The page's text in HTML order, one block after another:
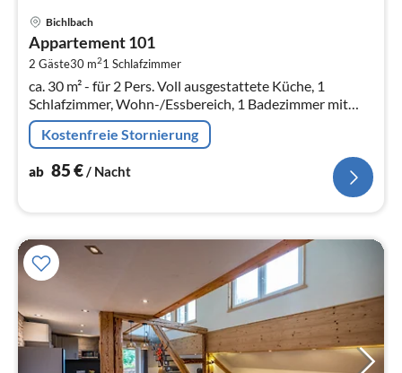
Bichlbach
Appartement 101
2 Gäste30 m21 Schlafzimmer
ca. 30 m² - für 2 Pers. Voll ausgestattete Küche, 1
Schlafzimmer, Wohn-/Essbereich, 1 Badezimmer mit
DU/WC, SAT-TV, kostenloses W-LAN
Kostenfreie Stornierung
ab 85€/ Nacht